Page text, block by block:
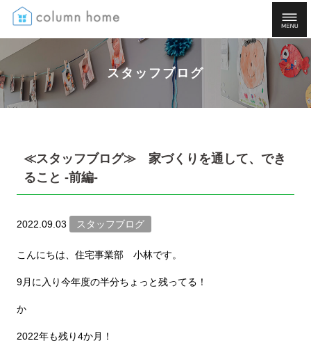
スタッフブログ
≪スタッフブログ≫ 家づくりを通して、でき
ること -前編-
2022.09.03 スタッフブログ
こんにちは、住宅事業部 小林です。
9月に入り今年度の半分ちょっと残ってる！
か
2022年も残り4か月！